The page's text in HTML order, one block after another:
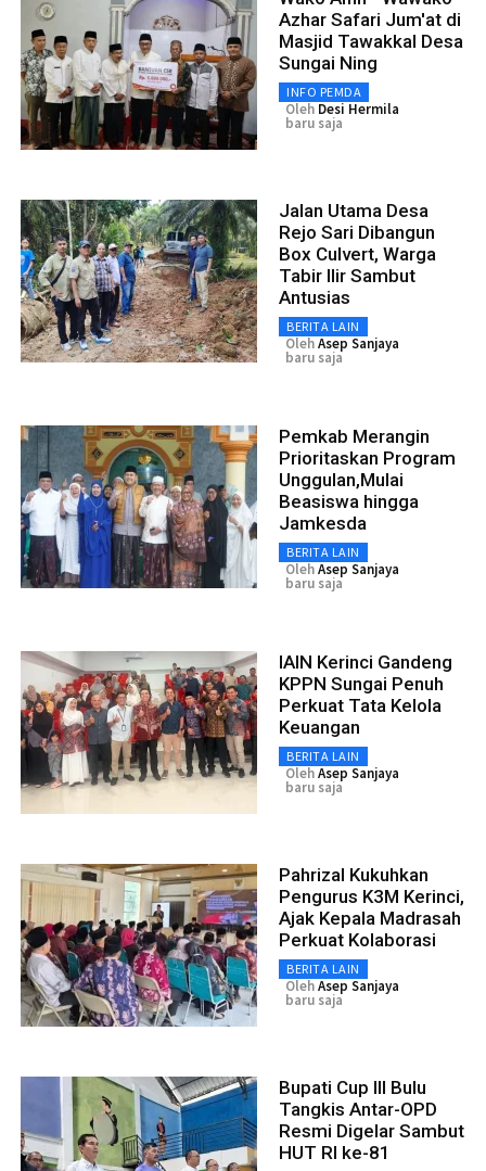
Azhar Safari Jum'at di
Masjid Tawakkal Desa
Sungai Ning
INFO PEMDA
Oleh Desi Hermila
baru saja
Jalan Utama Desa
Rejo Sari Dibangun
Box Culvert, Warga
Tabir Ilir Sambut
Antusias
BERITA LAIN
OlehAsep Sanjaya
baru saja
Pemkab Merangin
Prioritaskan Program
Unggulan,Mulai
Beasiswa hingga
Jamkesda
BERITA LAIN
OlehAsep Sanjaya
baru saja
IAIN Kerinci Gandeng
KPPN Sungai Penuh
Perkuat Tata Kelola
Keuangan
BERITA LAIN
OlehAsep Sanjaya
baru saja
Pahrizal Kukuhkan
Pengurus K3M Kerinci,
Ajak Kepala Madrasah
Perkuat Kolaborasi
BERITA LAIN
OlehAsep Sanjaya
baru saja
Bupati Cup III Bulu
Tangkis Antar-OPD
Resmi Digelar Sambut
HUT RI ke-81